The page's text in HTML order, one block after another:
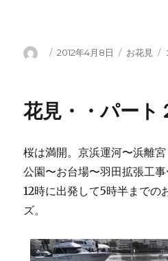
投 投
2012年4月8日
カ
ー
お花見
花見・・パート
桜は満開。京浜運河〜浜離
公園〜お台場〜羽田拡張工
12時に出発して5時半までの
ズ。